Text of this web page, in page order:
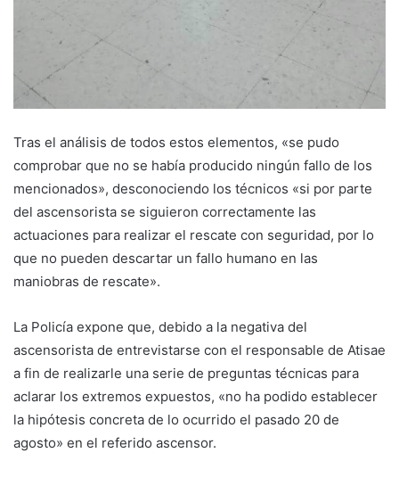
Tras el análisis de todos estos elementos, «se pudo
comprobar que no se había producido ningún fallo de los
mencionados», desconociendo los técnicos «si por parte
del ascensorista se siguieron correctamente las
actuaciones para realizar el rescate con seguridad, por lo
que no pueden descartar un fallo humano en las
maniobras de rescate».
La Policía expone que, debido a la negativa del
ascensorista de entrevistarse con el responsable de Atisae
a fin de realizarle una serie de preguntas técnicas para
aclarar los extremos expuestos, «no ha podido establecer
la hipótesis concreta de lo ocurrido el pasado 20 de
agosto» en el referido ascensor.